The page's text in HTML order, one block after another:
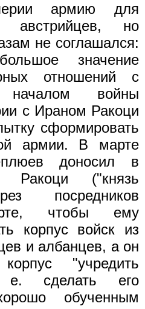
армию для
австрийцев, но
не соглашался:
значение
отношений с
войны
с Ираном Ракоци
сформировать
армии. В марте
доносил в
Ракоци ("князь
посредников
чтобы ему
корпус войск из
и албанцев, а он
"учредить
е. сделать его
обученным